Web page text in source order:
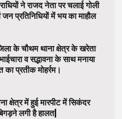
ने राजद नेता पर चलाई गोली
जन प्रतिनिधियों में भय का माहौल
के चौथम थाना क्षेत्र के खरेता
व सद्भावना के साथ मनाया
का प्रतीक मोहर्रम।
क्षेत्र में हुई मारपीट में सिकंदर
लगी है हालत|